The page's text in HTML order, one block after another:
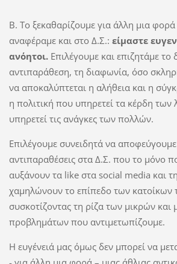
Β. Το ξεκαθαρίζουμε για άλλη μια
αναφέραμε και στο Δ.Σ.: είμαστε
ανόητοι. Επιλέγουμε και επιζητάμε το
αντιπαράθεση, τη διαφωνία, όσο
να αποκαλύπτεται η αλήθεια και η
η πολιτική που υπηρετεί τα κέρδη των
υπηρετεί τις ανάγκες των πολλών.
Επιλέγουμε συνειδητά να
αντιπαραθέσεις στα Δ.Σ. που το μόνο
αυξάνουν τα like στα social media και
χαμηλώνουν το επίπεδο των κατοίκων
συσκοτίζοντας τη ρίζα των μικρών και
προβλημάτων που αντιμετωπίζουμε.
Η ευγένειά μας όμως δεν μπορεί να